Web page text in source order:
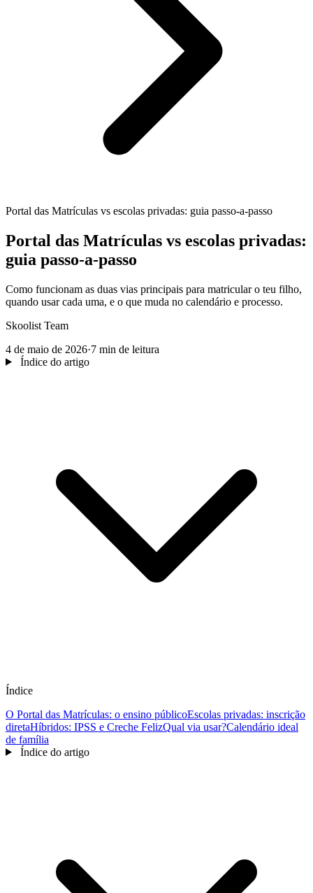
Portal das Matrículas vs escolas privadas: guia passo-a-passo
Portal das Matrículas vs escolas privadas:
guia passo-a-passo
Como funcionam as duas vias principais para matricular o teu filho,
quando usar cada uma, e o que muda no calendário e processo.
Skoolist Team
4 de maio de 2026·7 min de leitura
Índice do artigo
Índice
O Portal das Matrículas: o ensino públicoEscolas privadas: inscrição
diretaHíbridos: IPSS e Creche FelizQual via usar?Calendário ideal
de família
Índice do artigo